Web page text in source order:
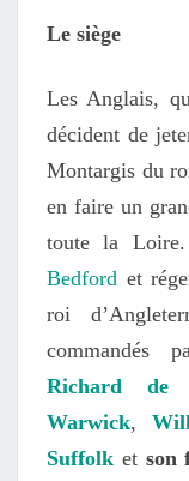
Le siège
Les Anglais,
décident de
Montargis du
en faire un
toute la Loire.
Bedford et
roi
commandés
Richard de
Warwick,
Suffolk et son